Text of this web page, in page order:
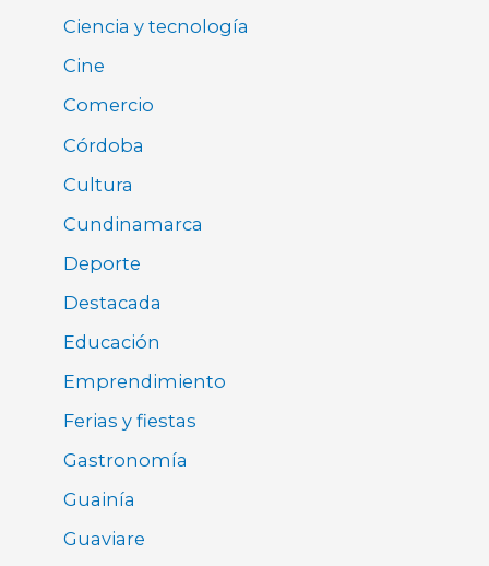
Ciencia y tecnología
Cine
Comercio
Córdoba
Cultura
Cundinamarca
Deporte
Destacada
Educación
Emprendimiento
Ferias y fiestas
Gastronomía
Guainía
Guaviare